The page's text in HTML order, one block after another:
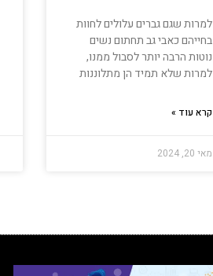
למרות שגם גברים עלולים לחוות
בחייהם כאבי גב תחתום נשים
נוטות הרבה יותר לסבול ממנו,
למרות שלא תמיד הן מתלוננות
קרא עוד »
מאי 20, 2024